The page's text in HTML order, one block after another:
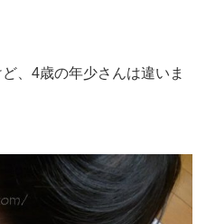
、4歳の年少さんは違いま